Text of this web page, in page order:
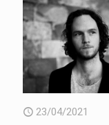
23/04/2021